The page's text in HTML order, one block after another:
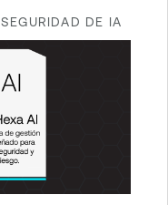
SEGURIDAD DE IA